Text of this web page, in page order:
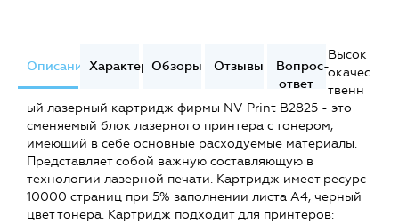
ОписаниеХарактеристики
Обзоры Отзывы
Вопрос-
ответ
Высок
окачес
твенн
ый лазерный картридж фирмы NV Print B2825 - это
сменяемый блок лазерного принтера с тонером,
имеющий в себе основные расходуемые материалы.
Представляет собой важную составляющую в
технологии лазерной печати. Картридж имеет ресурс
10000 страниц при 5% заполнении листа А4, черный
цвет тонера. Картридж подходит для принтеров: